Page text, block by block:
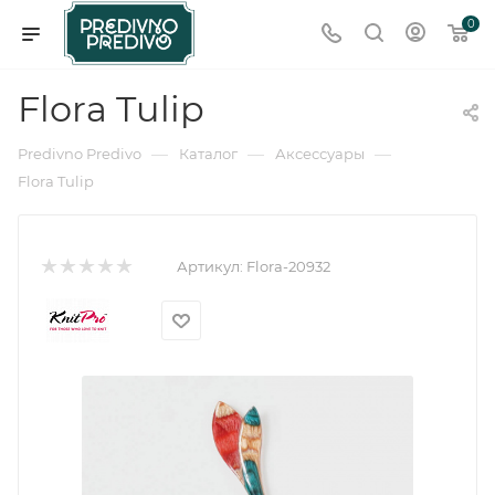
0
Flora Tulip
Predivno Predivo — Каталог — Аксессуары —
Flora Tulip
Артикул: Flora-20932